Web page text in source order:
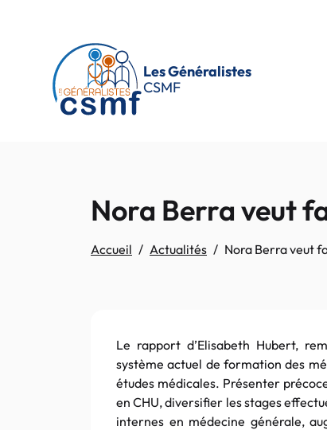
Les Généralistes
CSMF
Nora Berra veut
Accueil Actualités Nora Berra veut
Le rapport d’Elisabeth Hubert,
système actuel de formation des
études médicales. Présenter
en CHU, diversifier les stages
internes en médecine générale,